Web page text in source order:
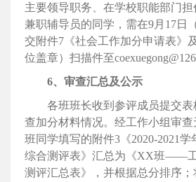
主要领导职务、在学校职能部门
兼职辅导员的同学，需在9月17日
交附件7《社会工作加分申请表》
位盖章）扫描件至
6、审查汇总及公示
各班班长收到参评成员提交
查加分材料情况。经工作小组审
班同学填写的附件3《2020-2021
综合测评表》汇总为《XX班——
测评汇总表》，并根据总分排序